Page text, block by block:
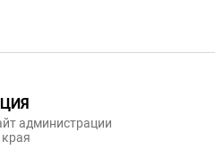
администрации